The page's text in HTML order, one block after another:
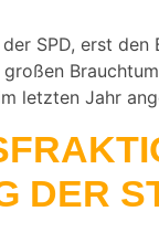
SPD, erst
letzten Jahr
DER